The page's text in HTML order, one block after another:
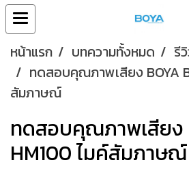
หน้าแรก บทความทั้งหมด
รี
ทดสอบคุณภาพเสียง BOYA
สัมภาษณ์
ทดสอบคุณภาพเสียง
HM100 ไมค์สัมภาษณ์